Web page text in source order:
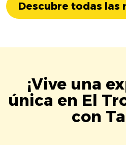
Descubre todas las
¡Vive una
única en El
con